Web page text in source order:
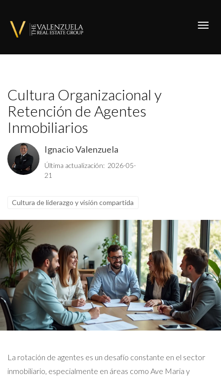
Cultura Organizacional y
Retención de Agentes
Inmobiliarios
Ignacio Valenzuela
Última actualización: 2026-05-
21
Cultura de liderazgo y visión compartida
La rotación de agentes es un desafío constante en el sector
inmobiliario, especialmente en áreas como Ave Maria y